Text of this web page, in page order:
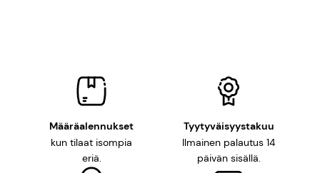
Määräalennukset
kun tilaat isompia
eriä.
Tyytyväisyystakuu
Ilmainen palautus 14
päivän sisällä.